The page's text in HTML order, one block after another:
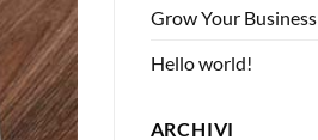
Grow Your Business
Hello world!
ARCHIVI